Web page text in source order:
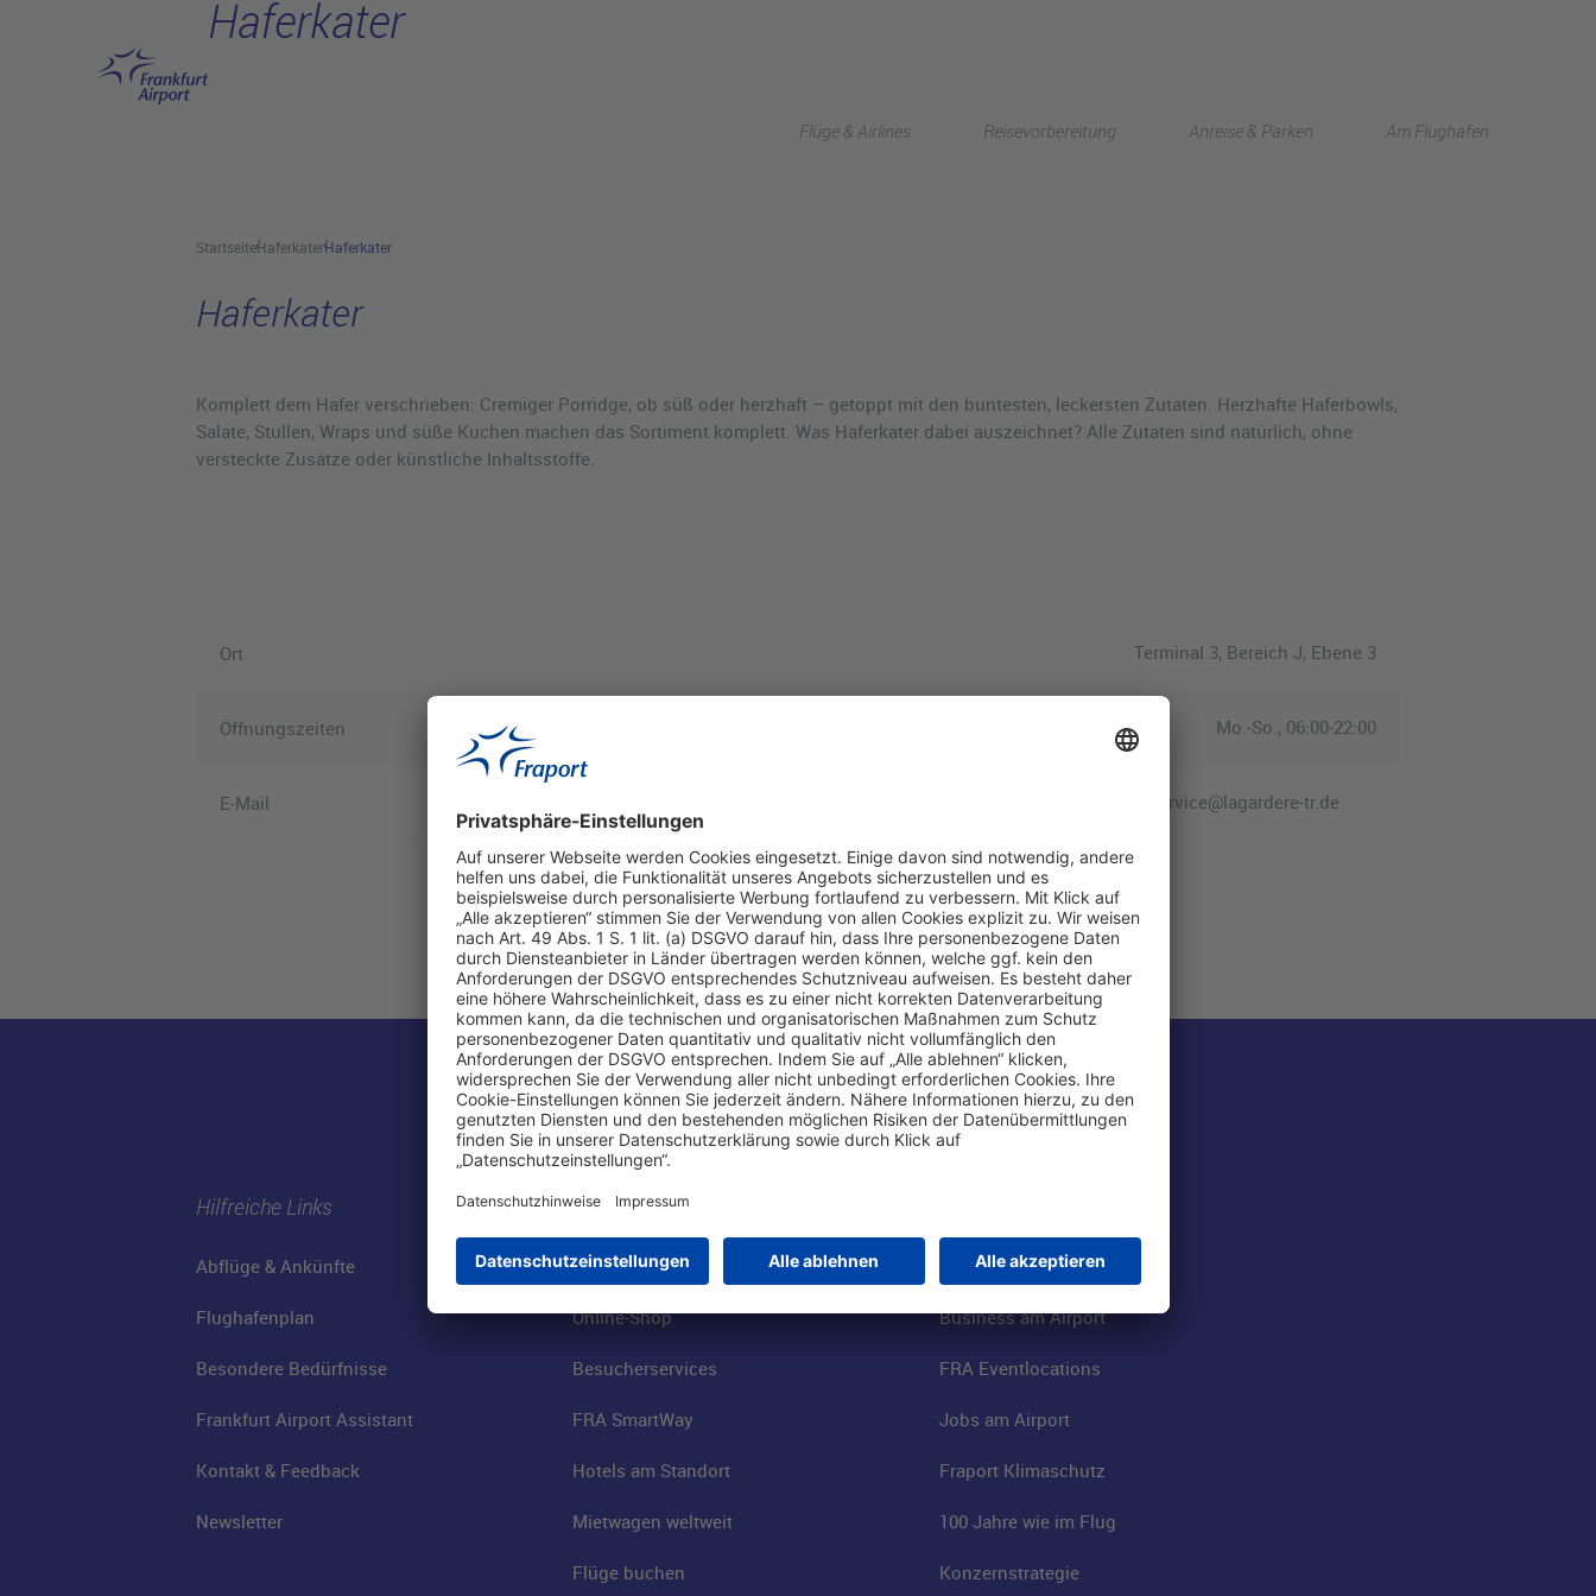
Flüge & Airlines Reisevorbereitung Anreise & Parken Am Flughafen
Haferkater
StartseiteHaferkaterHaferkater
Haferkater
Komplett dem Hafer verschrieben: Cremiger Porridge, ob süß oder herzhaft – getoppt mit den buntesten, leckersten Zutaten. Herzhafte Haferbowls,
Salate, Stullen, Wraps und süße Kuchen machen das Sortiment komplett. Was Haferkater dabei auszeichnet? Alle Zutaten sind natürlich, ohne
versteckte Zusätze oder künstliche Inhaltsstoffe.
Ort Terminal 3, Bereich J, Ebene 3
Öffnungszeiten Mo.-So., 06:00-22:00
E-Mail service@lagardere-tr.de
Hilfreiche Links
Abflüge & Ankünfte
Flughafenplan
Besondere Bedürfnisse
Frankfurt Airport Assistant
Kontakt & Feedback
Newsletter
Online einkaufen & buchen
Parkplätze
Online-Shop
Besucherservices
FRA SmartWay
Hotels am Standort
Mietwagen weltweit
Flüge buchen
Fraport AG
Business am Airport
FRA Eventlocations
Jobs am Airport
Fraport Klimaschutz
100 Jahre wie im Flug
Konzernstrategie